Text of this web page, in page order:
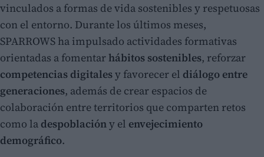
vinculados a formas de vida sostenibles y respetuosas
con el entorno. Durante los últimos meses,
SPARROWS ha impulsado actividades formativas
orientadas a fomentarhábitos sostenibles, reforzar
competencias digitalesy favorecer el diálogo entre
generaciones, además de crear espacios de
colaboración entre territorios que comparten retos
como la despoblacióny el envejecimiento
demográfico.